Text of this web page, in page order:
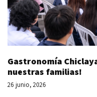
Gastronomía
nuestras familias!
26 junio, 2026